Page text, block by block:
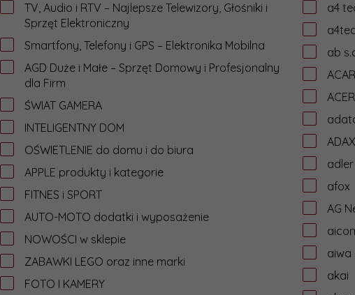
TV, Audio i RTV – Najlepsze Telewizory, Głośniki i
Sprzęt Elektroniczny
Smartfony, Telefony i GPS – Elektronika Mobilna
AGD Duże i Małe – Sprzęt Domowy i Profesjonalny
dla Firm
ŚWIAT GAMERA
INTELIGENTNY DOM
OŚWIETLENIE do domu i do biura
APPLE produkty i kategorie
FITNES i SPORT
AUTO-MOTO dodatki i wyposażenie
NOWOŚCI w sklepie
ZABAWKI LEGO oraz inne marki
FOTO I KAMERY
a4
ab
ACAR
ACER
ADAX
adler
afox
AG
aiwa
akai